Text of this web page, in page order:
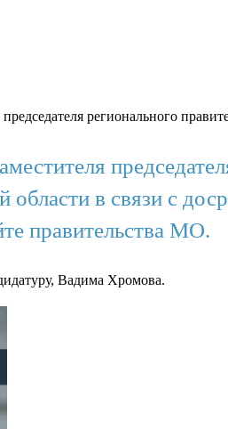
регионального
области в связи с
правительства МО.
Вадима Хромова.